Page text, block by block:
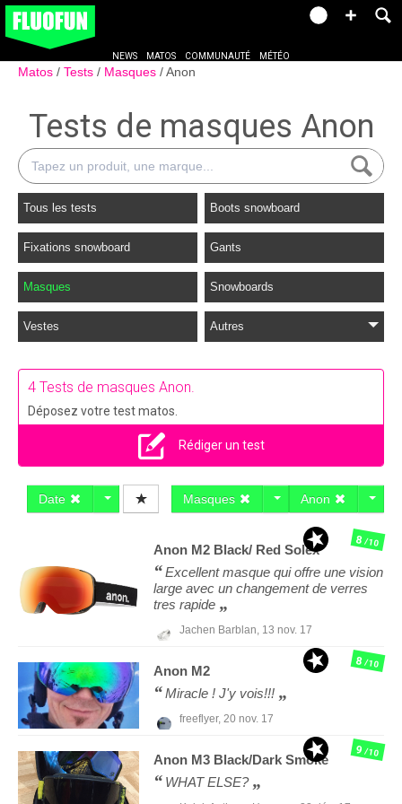
NEWS MATOS COMMUNAUTÉ MÉTÉO
Matos Tests Masques Anon
Tests de masques Anon
Tous les tests Boots snowboard
Fixations snowboard Gants
Masques Snowboards
Vestes Autres
4 Tests de masques Anon.
Déposez votre test matos.
Rédiger un test
Date Anon
Masques
Anon M2 Black/ Red Solex
Excellent masque qui offre une vision
large avec un changement de verres
tres rapide
Jachen Barblan, 13 nov. 17
8/10
Anon M2
Miracle ! J'y vois!!!
freeflyer, 20 nov. 17
8/10
Anon M3 Black/Dark Smoke
WHAT ELSE?
9/10